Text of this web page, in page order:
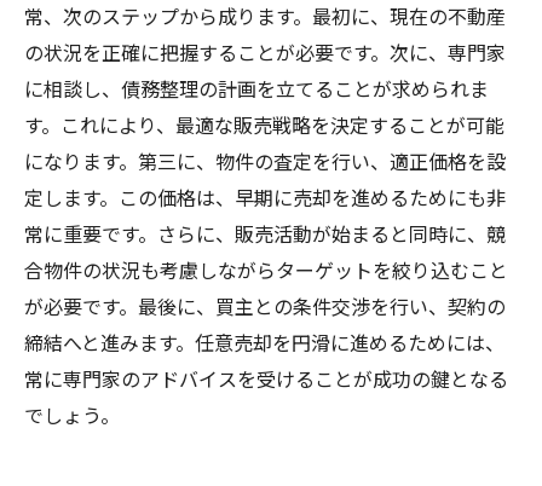
常、次のステップから成ります。最初に、現在の不動産
の状況を正確に把握することが必要です。次に、専門家
に相談し、債務整理の計画を立てることが求められま
す。これにより、最適な販売戦略を決定することが可能
になります。第三に、物件の査定を行い、適正価格を設
定します。この価格は、早期に売却を進めるためにも非
常に重要です。さらに、販売活動が始まると同時に、競
合物件の状況も考慮しながらターゲットを絞り込むこと
が必要です。最後に、買主との条件交渉を行い、契約の
締結へと進みます。任意売却を円滑に進めるためには、
常に専門家のアドバイスを受けることが成功の鍵となる
でしょう。